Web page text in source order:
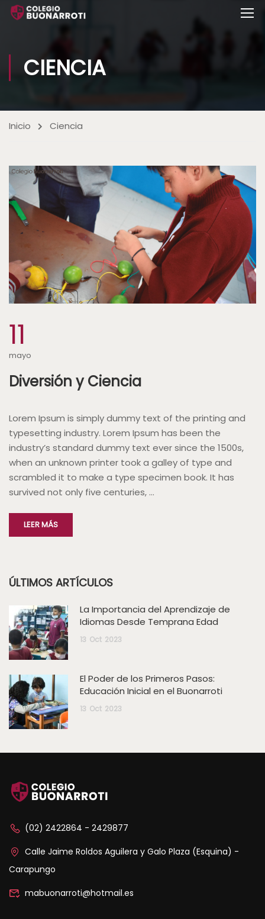
CIENCIA
Inicio Ciencia
11
mayo
Diversión y Ciencia
Lorem Ipsum is simply dummy text of the printing and
typesetting industry. Lorem Ipsum has been the
industry’s standard dummy text ever since the 1500s,
when an unknown printer took a galley of type and
scrambled it to make a type specimen book. It has
survived not only five centuries, …
LEER MÁS
ÚLTIMOS ARTÍCULOS
La Importancia del Aprendizaje de
Idiomas Desde Temprana Edad
13 Oct 2023
El Poder de los Primeros Pasos:
Educación Inicial en el Buonarroti
13 Oct 2023
(02) 2422864 - 2429877
Calle Jaime Roldos Aguilera y Galo Plaza (Esquina) -
Carapungo
mabuonarroti@hotmail.es